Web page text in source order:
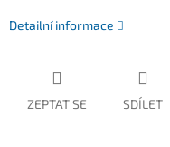
Detailní informace
ZEPTAT SE SDÍLET